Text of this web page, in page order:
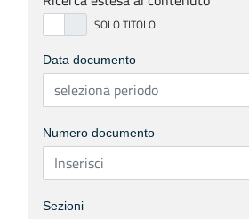
Data documento
Numero documento
Sezioni